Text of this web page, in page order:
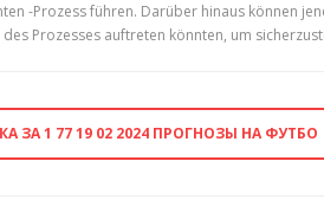
-Prozess führen. Darüber hinaus können
Prozesses auftreten könnten, um
1 77 19 02 2024 ПРОГНОЗЫ НА ФУТБО